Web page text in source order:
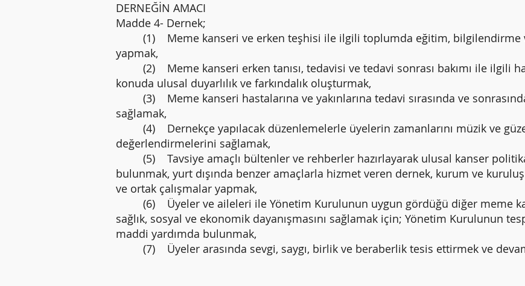
DERNEĞİN AMACI
Madde 4- Dernek;
(1) Meme kanseri ve erken teşhisi ile ilgili toplumda eğitim, bilgilendirme
yapmak,
(2) Meme kanseri erken tanısı, tedavisi ve tedavi sonrası bakımı ile ilgili
konuda ulusal duyarlılık ve farkındalık oluşturmak,
(3) Meme kanseri hastalarına ve yakınlarına tedavi sırasında ve
sağlamak,
(4) Dernekçe yapılacak düzenlemelerle üyelerin zamanlarını müzik ve
değerlendirmelerini sağlamak,
(5) Tavsiye amaçlı bültenler ve rehberler hazırlayarak ulusal kanser
bulunmak, yurt dışında benzer amaçlarla hizmet veren dernek, kurum ve
ve ortak çalışmalar yapmak,
(6) Üyeler ve aileleri ile Yönetim Kurulunun uygun gördüğü diğer meme
sağlık, sosyal ve ekonomik dayanışmasını sağlamak için; Yönetim Kurulunun
maddi yardımda bulunmak,
(7) Üyeler arasında sevgi, saygı, birlik ve beraberlik tesis ettirmek ve